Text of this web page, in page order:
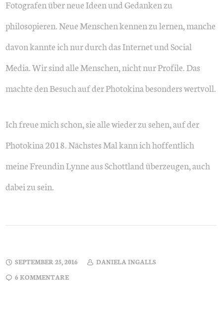
Fotografen über neue Ideen und Gedanken zu
philosopieren. Neue Menschen kennen zu lernen, manche
davon kannte ich nur durch das Internet und Social
Media. Wir sind alle Menschen, nicht nur Profile. Das
machte den Besuch auf der Photokina besonders wertvoll.
Ich freue mich schon, sie alle wieder zu sehen, auf der
Photokina 2018. Nächstes Mal kann ich hoffentlich
meine Freundin Lynne aus Schottland überzeugen, auch
dabei zu sein.
SEPTEMBER 25, 2016
DANIELA INGALLS
6 KOMMENTARE